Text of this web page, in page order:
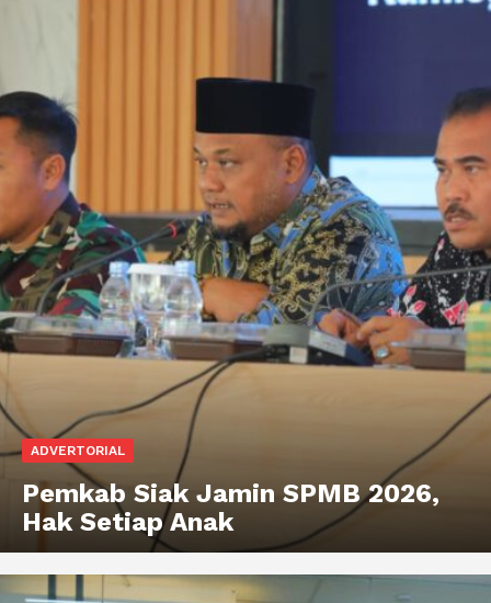
ADVERTORIAL
Pemkab Siak Jamin SPMB 2026,
Hak Setiap Anak